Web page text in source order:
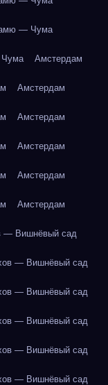
— Чума
Амстердам
Амстердам
Амстердам
Амстердам
Амстердам
Амстердам
— Вишнёвый сад
— Вишнёвый сад
— Вишнёвый сад
— Вишнёвый сад
— Вишнёвый сад
— Вишнёвый сад